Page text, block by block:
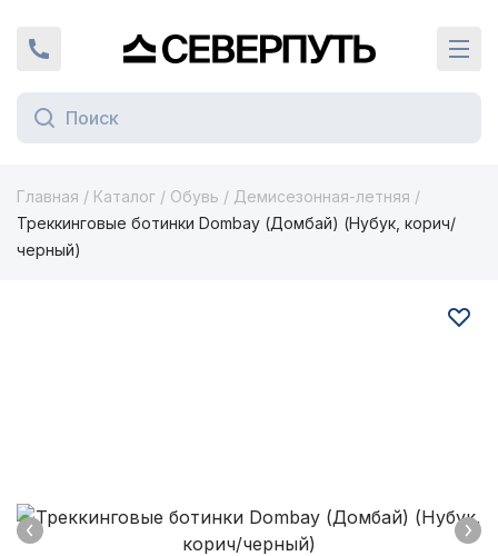
+7 (924) 924-16-46Вернуться на главную страницу
Главная / Каталог / Обувь / Демисезонная-летняя /
Треккинговые ботинки Dombay (Домбай) (Нубук, корич/
черный)